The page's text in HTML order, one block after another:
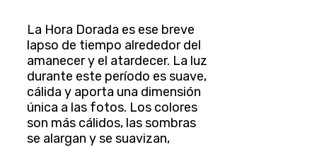
La Hora Dorada es ese breve
lapso de tiempo alrededor del
amanecer y el atardecer. La luz
durante este período es suave,
cálida y aporta una dimensión
única a las fotos. Los colores
son más cálidos, las sombras
se alargan y se suavizan,